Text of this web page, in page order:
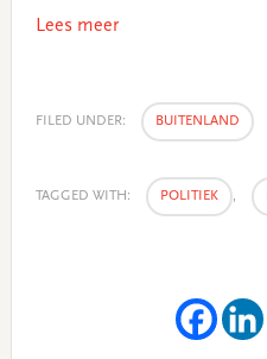
Lees meer
FILED UNDER: BUITENLAND
TAGGED WITH: POLITIEK ,